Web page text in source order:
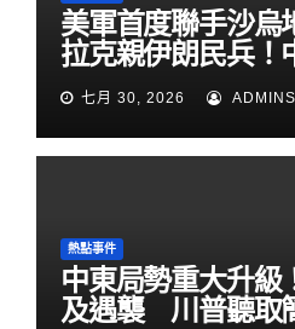
美軍首度聯手沙烏
拉克親伊朗民兵！
七月 30, 2026 ADMINS
熱點事件
中東局勢重大升級
及遇襲 川普聽取